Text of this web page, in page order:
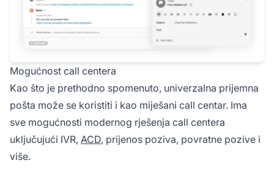
Mogućnost call centera
Kao što je prethodno spomenuto, univerzalna prijemna
pošta može se koristiti i kao miješani call centar. Ima
sve mogućnosti modernog rješenja call centera
uključujući IVR, ACD, prijenos poziva, povratne pozive i
više.